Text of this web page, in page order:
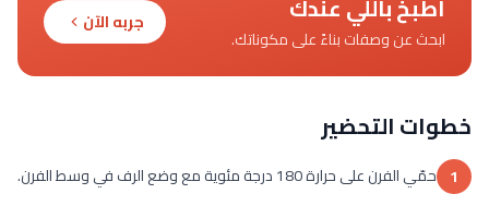
ابحث عن وصفات بناءً على مكوناتك.
جربه الآن
خطوات التحضير
1 حمّي الفرن على حرارة 180 درجة مئوية مع وضع الرف في وسط الفرن.